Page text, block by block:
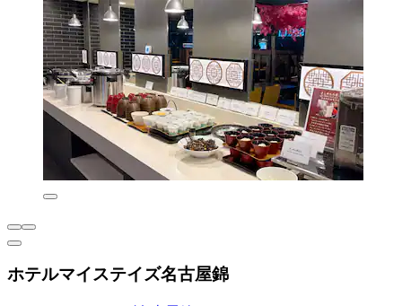
ホテルマイステイズ名古屋錦